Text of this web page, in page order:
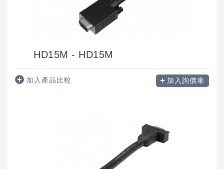
HD15M - HD15M
加入產品比較 加入詢價車